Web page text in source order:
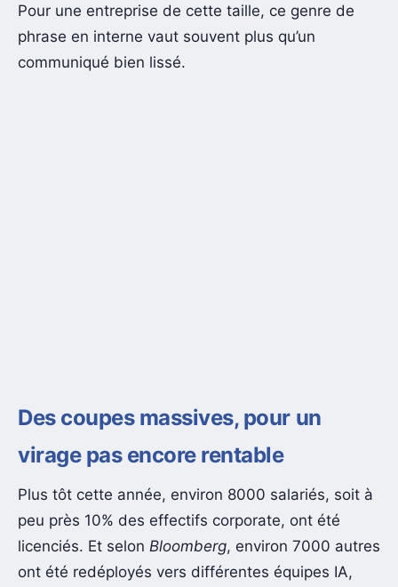
Pour une entreprise de cette taille, ce genre de
phrase en interne vaut souvent plus qu’un
communiqué bien lissé.
Des coupes massives, pour un
virage pas encore rentable
Plus tôt cette année, environ 8000 salariés, soit à
peu près 10% des effectifs corporate, ont été
licenciés. Et selon Bloomberg, environ 7000 autres
ont été redéployés vers différentes équipes IA,